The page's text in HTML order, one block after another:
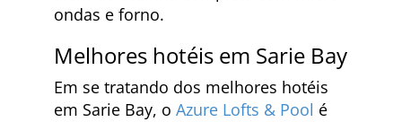
ondas e forno.
Melhores hotéis em Sarie Bay
Em se tratando dos melhores hotéis
em Sarie Bay, o Azure Lofts & Pool é